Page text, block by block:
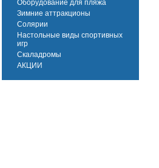
Оборудование для пляжа
Зимние аттракционы
Солярии
Настольные виды спортивных
игр
Скаладромы
АКЦИИ